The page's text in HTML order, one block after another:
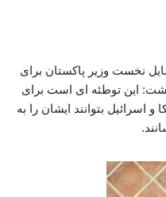
نخست وزیر پاکستان برای
این توطئه ای است برای
اسرائیل بتوانند ایشان را به